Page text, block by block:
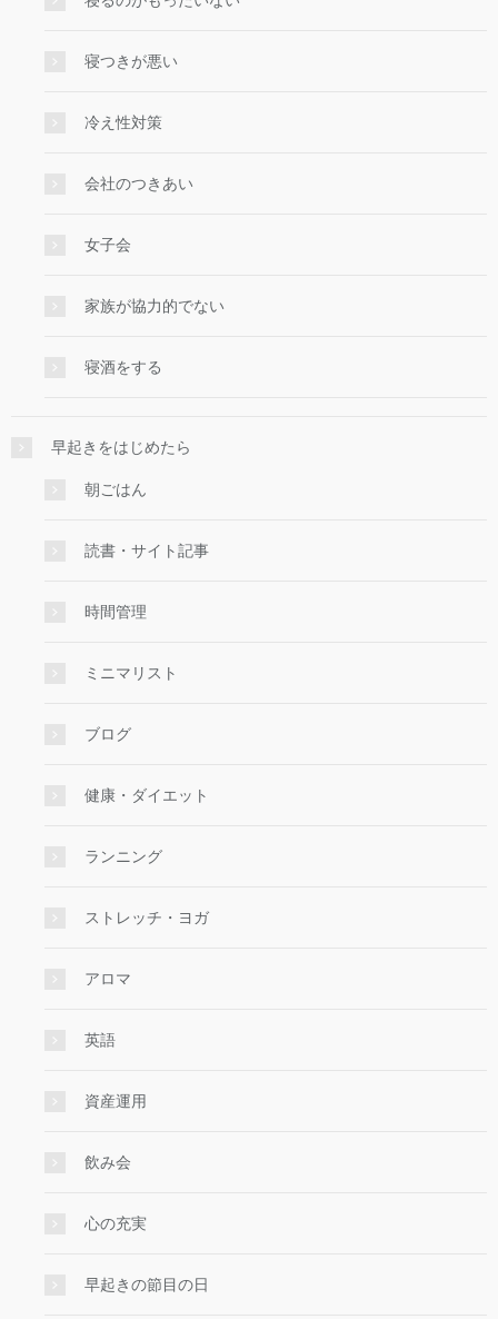
寝つきが悪い
冷え性対策
会社のつきあい
女子会
家族が協力的でない
寝酒をする
早起きをはじめたら
朝ごはん
読書・サイト記事
時間管理
ミニマリスト
ブログ
健康・ダイエット
ランニング
ストレッチ・ヨガ
アロマ
英語
資産運用
飲み会
心の充実
早起きの節目の日